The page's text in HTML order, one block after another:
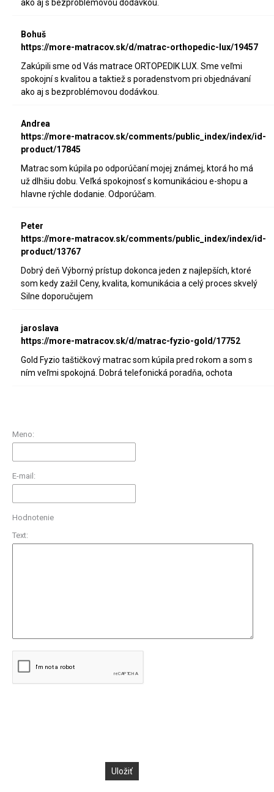
ako aj s bezproblémovou dodávkou.
Bohuš
https://more-matracov.sk/d/matrac-orthopedic-lux/19457
Zakúpili sme od Vás matrace ORTOPEDIK LUX. Sme veľmi
spokojní s kvalitou a taktiež s poradenstvom pri objednávaní
ako aj s bezproblémovou dodávkou.
Andrea
https://more-matracov.sk/comments/public_index/index/id-
product/17845
Matrac som kúpila po odporúčaní mojej známej, ktorá ho má
už dlhšiu dobu. Veľká spokojnosť s komunikáciou e-shopu a
hlavne rýchle dodanie. Odporúčam.
Peter
https://more-matracov.sk/comments/public_index/index/id-
product/13767
Dobrý deň Výborný prístup dokonca jeden z najlepších, ktoré
som kedy zažil Ceny, kvalita, komunikácia a celý proces skvelý
Silne doporučujem
jaroslava
https://more-matracov.sk/d/matrac-fyzio-gold/17752
Gold Fyzio taštičkový matrac som kúpila pred rokom a som s
ním veľmi spokojná. Dobrá telefonická poradňa, ochota
Meno:
E-mail:
Hodnotenie
Text: